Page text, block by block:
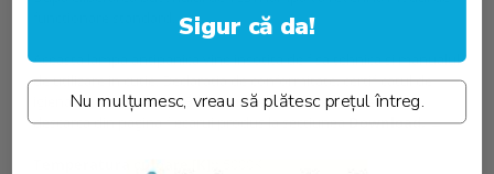
Aceasta lampa antipanica vine insotita de fisa tehnica si manualul
de utilizare in cutie. Declaratia de conformitate, certificatul de
igiena si certificarea CNBOP sau fisele fotometrice se pot
descarca din pagina fiecarui produs la sectiuneaDownload. →
Sigur că da!
Nu mulțumesc, vreau să plătesc prețul întreg.